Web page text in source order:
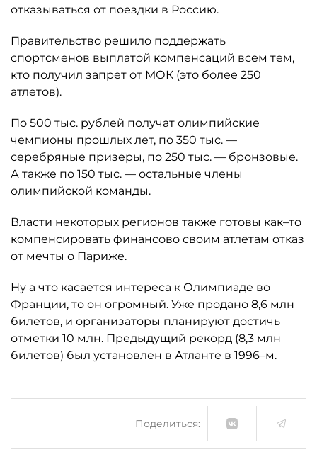
отказываться от поездки в Россию.
Правительство решило поддержать
спортсменов выплатой компенсаций всем тем,
кто получил запрет от МОК (это более 250
атлетов).
По 500 тыс. рублей получат олимпийские
чемпионы прошлых лет, по 350 тыс. —
серебряные призеры, по 250 тыс. — бронзовые.
А также по 150 тыс. — остальные члены
олимпийской команды.
Власти некоторых регионов также готовы как–то
компенсировать финансово своим атлетам отказ
от мечты о Париже.
Ну а что касается интереса к Олимпиаде во
Франции, то он огромный. Уже продано 8,6 млн
билетов, и организаторы планируют достичь
отметки 10 млн. Предыдущий рекорд (8,3 млн
билетов) был установлен в Атланте в 1996–м.
Поделиться: